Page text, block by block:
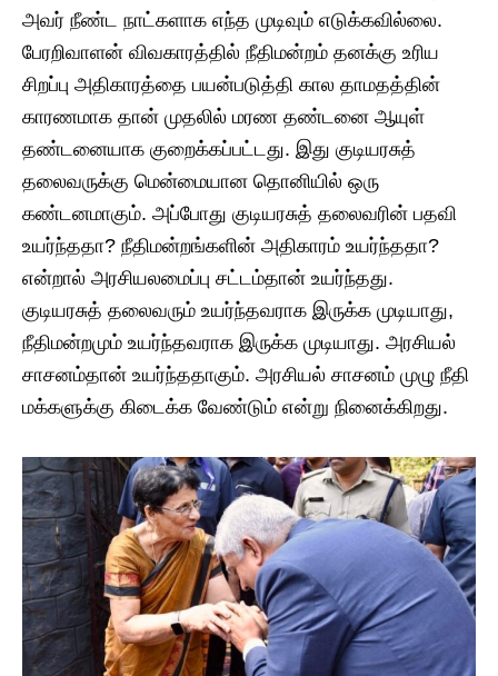
அவர் நீண்ட நாட்களாக எந்த முடிவும் எடுக்கவில்லை.
பேரறிவாளன் விவகாரத்தில் நீதிமன்றம் தனக்கு உரிய
சிறப்பு அதிகாரத்தை பயன்படுத்தி கால தாமதத்தின்
காரணமாக தான் முதலில் மரண தண்டனை ஆயுள்
தண்டனையாக குறைக்கப்பட்டது. இது குடியரசுத்
தலைவருக்கு மென்மையான தொனியில் ஒரு
கண்டனமாகும். அப்போது குடியரசுத் தலைவரின் பதவி
உயர்ந்ததா? நீதிமன்றங்களின் அதிகாரம் உயர்ந்ததா?
என்றால் அரசியலமைப்பு சட்டம்தான் உயர்ந்தது.
குடியரசுத் தலைவரும் உயர்ந்தவராக இருக்க முடியாது,
நீதிமன்றமும் உயர்ந்தவராக இருக்க முடியாது. அரசியல்
சாசனம்தான் உயர்ந்ததாகும். அரசியல் சாசனம் முழு நீதி
மக்களுக்கு கிடைக்க வேண்டும் என்று நினைக்கிறது.